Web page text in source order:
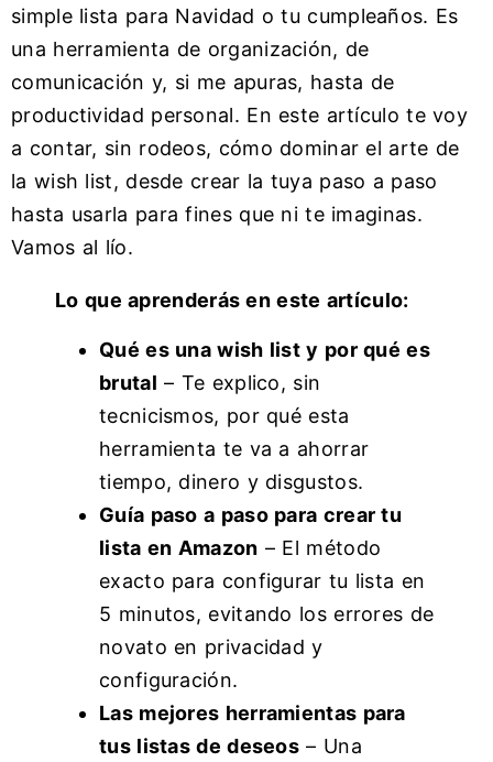
simple lista para Navidad o tu cumpleaños. Es
una herramienta de organización, de
comunicación y, si me apuras, hasta de
productividad personal. En este artículo te voy
a contar, sin rodeos, cómo dominar el arte de
la wish list, desde crear la tuya paso a paso
hasta usarla para fines que ni te imaginas.
Vamos al lío.
Lo que aprenderás en este artículo:
Qué es una wish list y por qué es
brutal – Te explico, sin
tecnicismos, por qué esta
herramienta te va a ahorrar
tiempo, dinero y disgustos.
Guía paso a paso para crear tu
lista en Amazon – El método
exacto para configurar tu lista en
5 minutos, evitando los errores de
novato en privacidad y
configuración.
Las mejores herramientas para
tus listas de deseos – Una